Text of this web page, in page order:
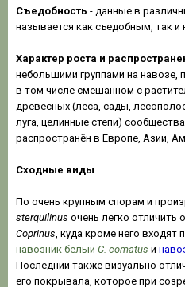
Съедобность - данные в
называется как съедобным, так
Характер роста и
небольшими группами на
в том числе смешанном с
древесных (леса, сады,
луга, целинные степи)
распространён в Европе, Азии,
Сходные виды
По очень крупным спорам и
sterquilinus очень легко отличить
Coprinus, куда кроме него входят
навозник белый C. comatus и
Последний также визуально
его покрывала, которое при